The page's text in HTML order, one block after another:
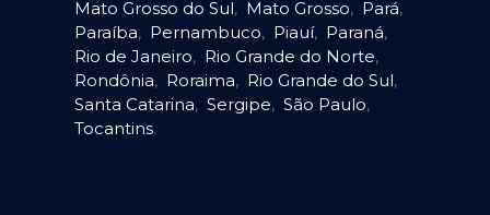
Mato Grosso do Sul, Mato Grosso, Pará,
Paraíba, Pernambuco, Piauí, Paraná,
Rio de Janeiro, Rio Grande do Norte,
Rondônia, Roraima, Rio Grande do Sul,
Santa Catarina, Sergipe, São Paulo,
Tocantins.